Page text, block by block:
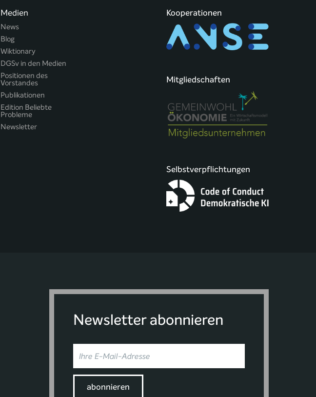
Medien
News
Blog
Wiktionary
DGSv in den Medien
Positionen des
Vorstandes
Publikationen
Edition Beliebte
Probleme
Newsletter
Kooperationen
Mitgliedschaften
Selbstverpflichtungen
Newsletter abonnieren